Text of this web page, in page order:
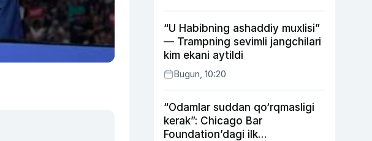
“U Habibning ashaddiy muxlisi”
— Trampning sevimli jangchilari
kim ekani aytildi
Bugun, 10:20
“Odamlar suddan qo‘rqmasligi
kerak”: Chicago Bar
Foundation’dagi ilk